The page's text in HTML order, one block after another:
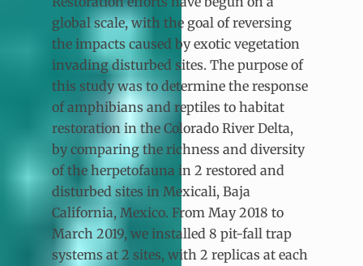
global scale, with the goal of reversing
the impacts caused by exotic vegetation
invading disturbed sites. The purpose of
this study was to determine the response
of amphibians and reptiles to habitat
restoration in the Colorado River Delta,
by comparing the richness and diversity
of the herpetofauna in 2 restored and
disturbed sites in Mexicali, Baja
California, Mexico. From May 2018 to
March 2019, we installed 8 pit-fall trap
systems at 2 sites, with 2 replicas at each